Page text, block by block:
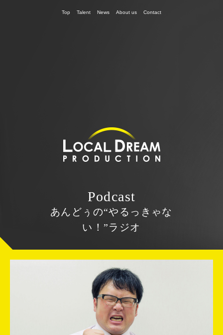
Top Talent News About us Contact
Podcast
あんどぅの“やるっきゃな
い！”ラジオ